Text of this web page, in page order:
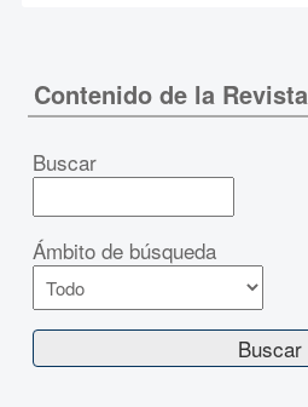
Contenido de la Revista
Buscar
Ámbito de búsqueda